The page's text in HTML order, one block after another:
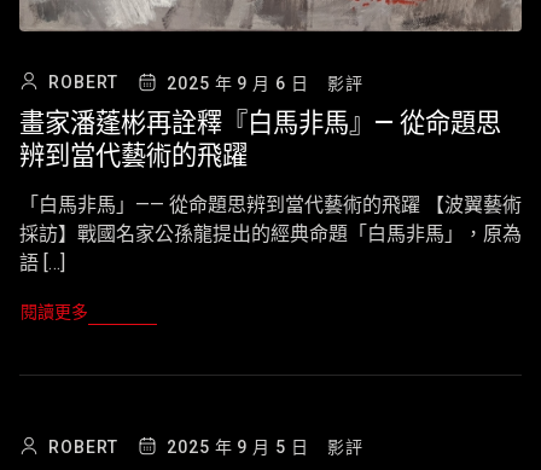
ROBERT 2025 年 9 月 6 日 影評
畫家潘蓬彬再詮釋『白馬非馬』— 從命題思
辨到當代藝術的飛躍
「白馬非馬」—— 從命題思辨到當代藝術的飛躍 【波翼藝術
採訪】戰國名家公孫龍提出的經典命題「白馬非馬」，原為
語 […]
閱讀更多
ROBERT 2025 年 9 月 5 日 影評